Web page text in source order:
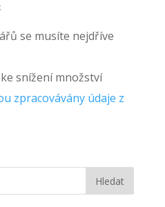
se musíte nejdříve
snížení množství
zpracovávány údaje z